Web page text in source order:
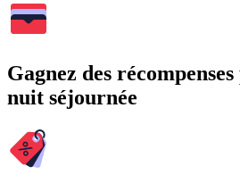
Gagnez des
nuit séjournée